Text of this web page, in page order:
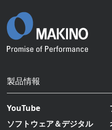
製品情報
YouTube
ソフトウェア＆デジタル